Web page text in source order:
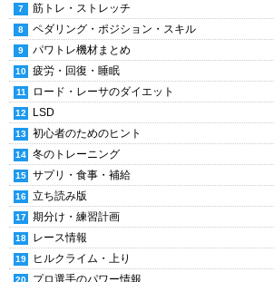
筋トレ・ストレッチ
ペダリング・ポジション・スキル
パワトレ機材まとめ
疲労・回復・睡眠
ロード・レーサのダイエット
LSD
初心者のためのヒント
冬のトレーニング
サプリ・食事・補給
立ち読み版
期分け・練習計画
レース情報
ヒルクライム・上り
プロ選手のパワー情報